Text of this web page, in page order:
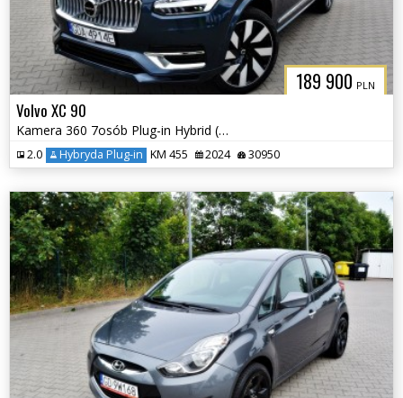
189 900 PLN
Volvo XC 90
Kamera 360 7osób Plug-in Hybrid (Recharge) Elektryczna Klapa
2.0 Hybryda Plug-in KM 455 2024 30950